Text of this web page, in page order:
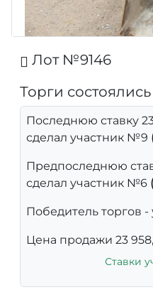
Лот №9146
Торги состоялись
Последнюю ставку
сделал участник №9
Предпоследнюю
сделал участник №6
Победитель торгов
Цена продажи 23
Ставки